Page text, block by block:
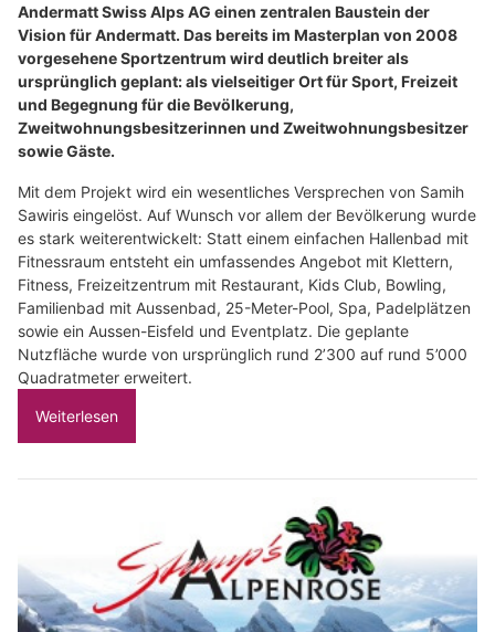
Andermatt Swiss Alps AG einen zentralen Baustein der
Vision für Andermatt. Das bereits im Masterplan von 2008
vorgesehene Sportzentrum wird deutlich breiter als
ursprünglich geplant: als vielseitiger Ort für Sport, Freizeit
und Begegnung für die Bevölkerung,
Zweitwohnungsbesitzerinnen und Zweitwohnungsbesitzer
sowie Gäste.
Mit dem Projekt wird ein wesentliches Versprechen von Samih
Sawiris eingelöst. Auf Wunsch vor allem der Bevölkerung wurde
es stark weiterentwickelt: Statt einem einfachen Hallenbad mit
Fitnessraum entsteht ein umfassendes Angebot mit Klettern,
Fitness, Freizeitzentrum mit Restaurant, Kids Club, Bowling,
Familienbad mit Aussenbad, 25-Meter-Pool, Spa, Padelplätzen
sowie ein Aussen-Eisfeld und Eventplatz. Die geplante
Nutzfläche wurde von ursprünglich rund 2’300 auf rund 5’000
Quadratmeter erweitert.
Weiterlesen